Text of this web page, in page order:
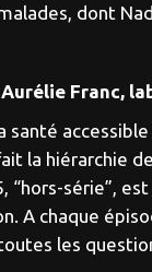
dont
Aurélie Franc,
santé
la hiérarchie
“hors-série”,
A chaque
les